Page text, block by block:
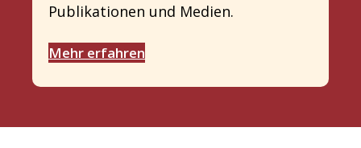
Publikationen und Medien.
Mehr erfahren